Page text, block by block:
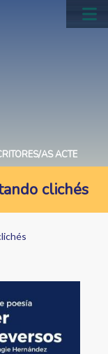
AS ACTE
clichés